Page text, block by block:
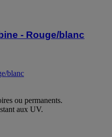
- Rouge/blanc
blanc
ou permanents.
aux UV.